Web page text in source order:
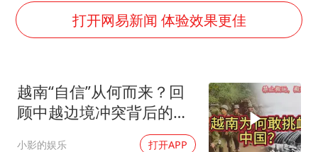
恩比德变瘦引热议
总书记关心百姓身边这些民生大事
打开网易新闻 体验效果更佳
越南“自信”从何而来？回
顾中越边境冲突背后的故
小影的娱乐 打开APP